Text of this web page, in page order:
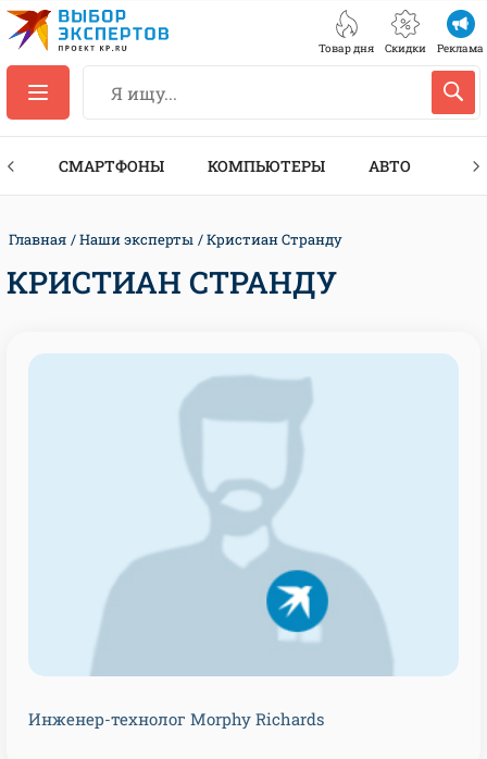
Товар дня Скидки Реклама
СМАРТФОНЫ КОМПЬЮТЕРЫ АВТО
Главная Наши эксперты Кристиан Странду
КРИСТИАН СТРАНДУ
Инженер-технолог Morphy Richards